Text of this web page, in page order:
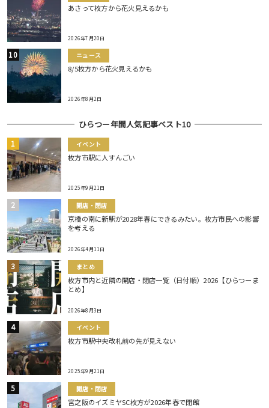
あさって枚方から花火見えるかも
2026年7月20日
ニュース
8/5枚方から花火見えるかも
2026年8月2日
ひらつー年間人気記事ベスト10
イベント
枚方市駅に人すんごい
2025年9月21日
開店・閉店
京橋の南に新駅が2028年春にできるみたい。枚方市民への影響
を考える
2026年4月11日
まとめ
枚方市内と近隣の開店・閉店一覧（日付順）2026【ひらつーま
とめ】
2026年8月3日
イベント
枚方市駅中央改札前の先が見えない
2025年9月21日
開店・閉店
宮之阪のイズミヤSC枚方が2026年春で閉館